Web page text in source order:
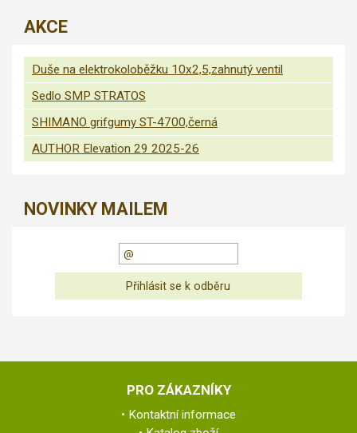
AKCE
Duše na elektrokoloběžku 10x2,5,zahnutý ventil
Sedlo SMP STRATOS
SHIMANO grifgumy ST-4700,černá
AUTHOR Elevation 29 2025-26
NOVINKY MAILEM
PRO ZÁKAZNÍKY
Kontaktní informace